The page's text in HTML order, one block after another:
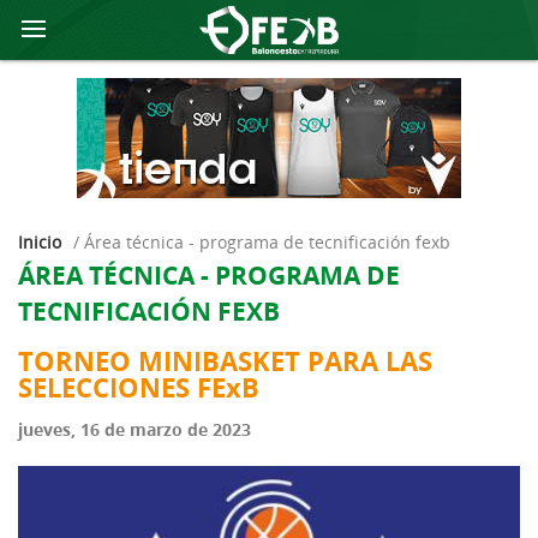
Inicio / área técnica - programa de tecnificación fexb
ÁREA TÉCNICA - PROGRAMA DE
TECNIFICACIÓN FEXB
TORNEO MINIBASKET PARA LAS
SELECCIONES FExB
jueves, 16 de marzo de 2023